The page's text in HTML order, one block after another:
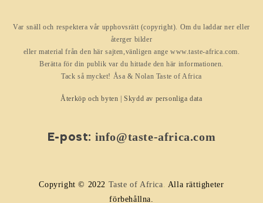
Var snäll och respektera vår upphovsrätt (copyright). Om du laddar ner eller
återger bilder
eller material från den här sajten,vänligen ange www.taste-africa.com.
Berätta för din publik var du hittade den här informationen.
Tack så mycket! Åsa & Nolan Taste of Africa
Återköp och byten |Skydd av personliga data
E-post: info@taste-africa.com
Copyright © 2022 Taste of Africa. Alla rättigheter
förbehållna.